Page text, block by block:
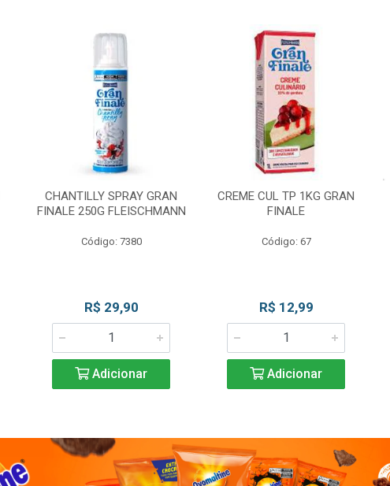
CHANTILLY SPRAY GRAN
FINALE 250G FLEISCHMANN
Código: 7380
R$ 29,90
Adicionar
CREME CUL TP 1KG GRAN
FINALE
Código: 67
R$ 12,99
Adicionar